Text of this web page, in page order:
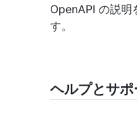
OpenAPI の説明
す。
ヘルプとサポ